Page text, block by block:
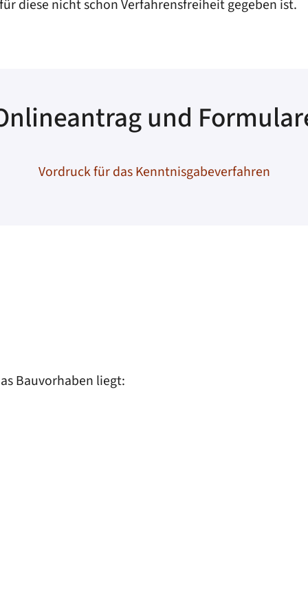
diese nicht schon Verfahrensfreiheit gegeben ist.
und
Vordruck für das Kenntnisgabeverfahren
Bauvorhaben liegt: